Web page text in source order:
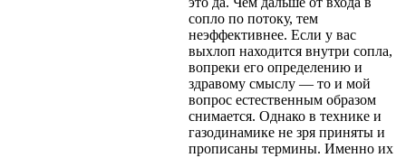
сопло по потоку, тем
неэффективнее. Если у вас
выхлоп находится внутри сопла,
вопреки его определению и
здравому смыслу — то и мой
вопрос естественным образом
снимается. Однако в технике и
газодинамике не зря приняты и
прописаны термины. Именно их